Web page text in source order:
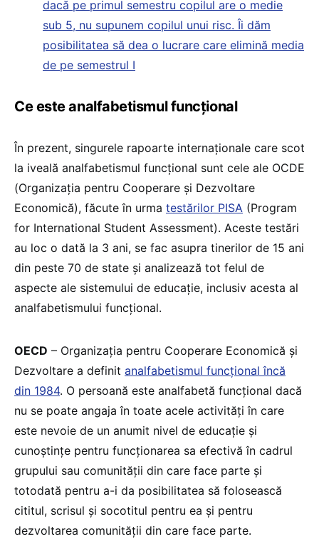
dacă pe primul semestru copilul are o medie
sub 5, nu supunem copilul unui risc. Îi dăm
posibilitatea să dea o lucrare care elimină media
de pe semestrul I
Ce este analfabetismul funcțional
În prezent, singurele rapoarte internaționale care scot
la iveală analfabetismul funcțional sunt cele ale OCDE
(Organizația pentru Cooperare și Dezvoltare
Economică), făcute în urma testărilor PISA (Program
for International Student Assessment). Aceste testări
au loc o dată la 3 ani, se fac asupra tinerilor de 15 ani
din peste 70 de state și analizează tot felul de
aspecte ale sistemului de educație, inclusiv acesta al
analfabetismului funcțional.
OECD – Organizaţia pentru Cooperare Economică şi
Dezvoltare a definit analfabetismul funcţional încă
din 1984. O persoană este analfabetă funcţional dacă
nu se poate angaja în toate acele activităţi în care
este nevoie de un anumit nivel de educaţie şi
cunoştinţe pentru funcţionarea sa efectivă în cadrul
grupului sau comunităţii din care face parte şi
totodată pentru a-i da posibilitatea să folosească
cititul, scrisul şi socotitul pentru ea şi pentru
dezvoltarea comunităţii din care face parte.